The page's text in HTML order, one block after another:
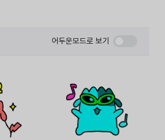
어두운모드로 보기